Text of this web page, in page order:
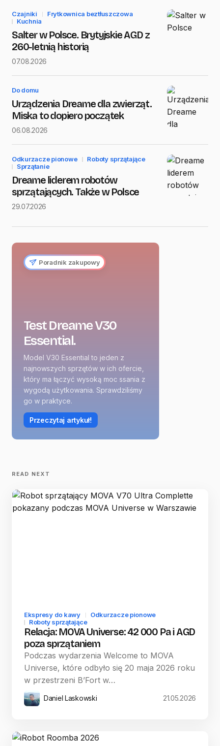
Save my name and e-mail in this browser for the next
time I comment.
Czajniki
Frytkownica beztłuszczowa
Kuchnia
Salter w Polsce. Brytyjskie AGD z
260-letnią historią
07.08.2026
Do domu
Urządzenia Dreame dla zwierząt.
Miska to dopiero początek
06.08.2026
Odkurzacze pionowe
Roboty sprzątające
Sprzątanie
Dreame liderem robotów
sprzątających. Także w Polsce
29.07.2026
Poradnik zakupowy
Test Dreame V30
Essential.
Model V30 Essential to jeden z
najnowszych sprzętów w ich ofercie,
który ma łączyć wysoką moc ssania z
wygodą użytkowania. Sprawdziliśmy
go w praktyce.
Przeczytaj artykuł!
READ NEXT
Ekspresy do kawy
Odkurzacze pionowe
Roboty sprzątające
Relacja: MOVA Universe: 42 000 Pa i AGD
poza sprzątaniem
Podczas wydarzenia Welcome to MOVA
Universe, które odbyło się 20 maja 2026 roku
w przestrzeni B’Fort w…
Daniel Laskowski 21.05.2026